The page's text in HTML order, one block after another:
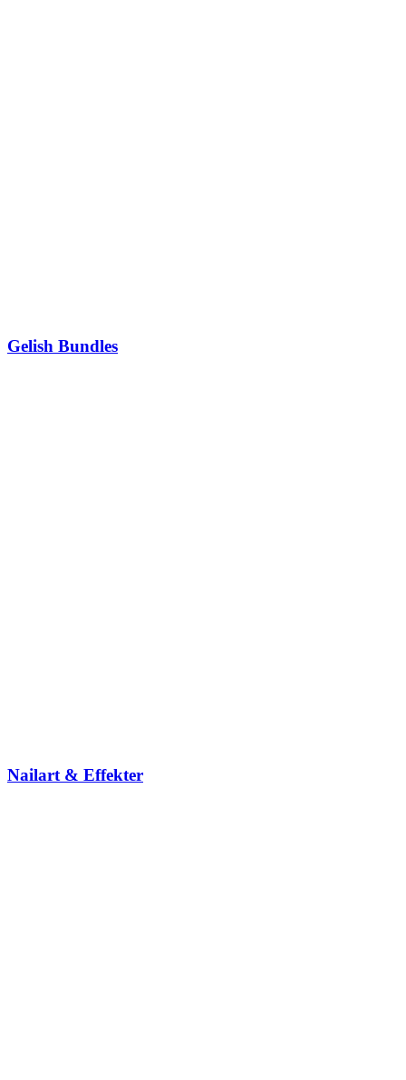
Gelish Bundles
Nailart & Effekter